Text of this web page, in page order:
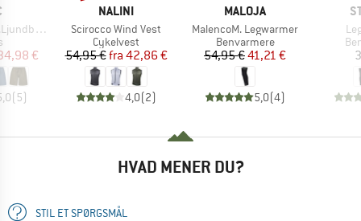
Shorts
pris
€
(5)
MÆRKE
NALINI
Artikel
Scirocco Wind Vest
Produktgruppe
Cykelvest
Pris
54,95 € Nedsat pris
fra 42,86 €
4,0(2)
MÆRKE
MALOJA
Artikel
MalencoM. Legwarmer
Produktgruppe
Benvarmere
Pris
54,95 €Nedsat pris
41,21 €
5,0(4)
HVAD MENER DU?
STIL ET SPØRGSMÅL